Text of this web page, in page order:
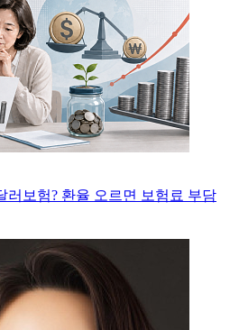
러보험? 환율 오르면 보험료 부담